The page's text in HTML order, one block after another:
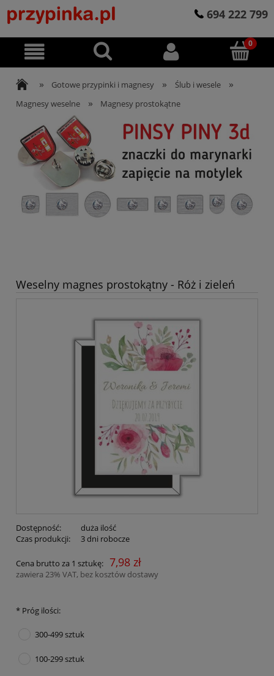
694 222 799
» Gotowe przypinki i magnesy » Ślub i wesele »
Magnesy weselne » Magnesy prostokątne
Weselny magnes prostokątny - Róż i zieleń
Dostępność:
duża ilość
Czas produkcji:
3 dni robocze
Cena brutto za 1 sztukę: 7,98 zł
zawiera 23% VAT, bez kosztów dostawy
* Próg ilości:
300-499 sztuk
100-299 sztuk